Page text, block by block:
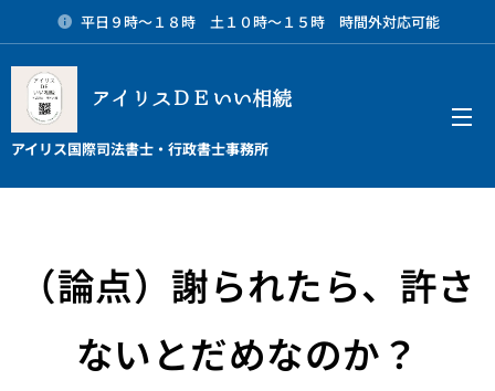
平日９時～１８時 土１０時～１５時 時間外対応可能
アイリスＤＥいい相続
アイリス国際司法書士・行政書士事務所
（論点）謝られたら、許さ
ないとだめなのか？